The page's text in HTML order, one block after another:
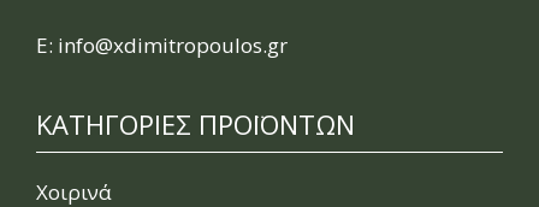
E: info@xdimitropoulos.gr
ΚΑΤΗΓΟΡΙΕΣ ΠΡΟΪΟΝΤΩΝ
Χοιρινά